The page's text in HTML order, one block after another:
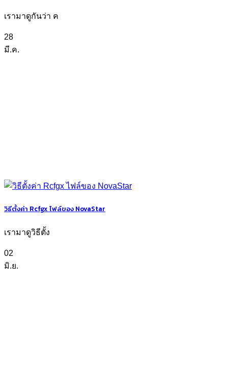
เรามาดูกันว่า ค
28
มี.ค.
วิธีตั้งค่า Rcfgx ไฟล์ของ NovaStar
เรามาดูวิธีตั้ง
02
มิ.ย.